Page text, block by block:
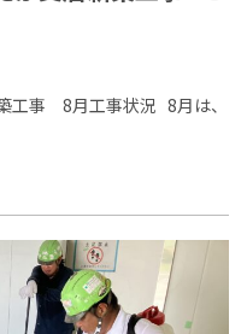
工事 8月工事状況 8月は、